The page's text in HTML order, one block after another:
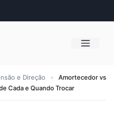
Menu
e Direção »
Amortecedor vs
Cada e Quando Trocar